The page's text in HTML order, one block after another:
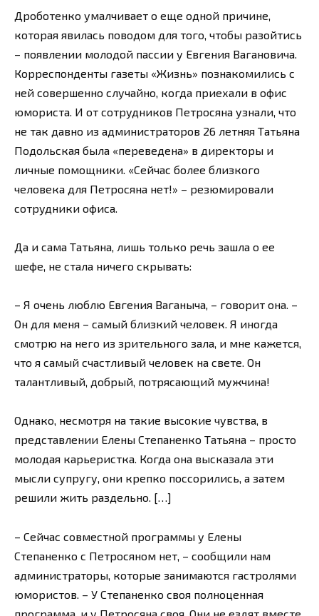
Дроботенко умалчивает о еще одной причине,
которая явилась поводом для того, чтобы разойтись
– появлении молодой пассии у Евгения Вагановича.
Корреспонденты газеты «Жизнь» познакомились с
ней совершенно случайно, когда приехали в офис
юмориста. И от сотрудников Петросяна узнали, что
не так давно из администраторов 26 летняя Татьяна
Подольская была «переведена» в директоры и
личные помощники. «Сейчас более близкого
человека для Петросяна нет!» – резюмировали
сотрудники офиса.
Да и сама Татьяна, лишь только речь зашла о ее
шефе, не стала ничего скрывать:
– Я очень люблю Евгения Ваганыча, – говорит она. –
Он для меня – самый близкий человек. Я иногда
смотрю на него из зрительного зала, и мне кажется,
что я самый счастливый человек на свете. Он
талантливый, добрый, потрясающий мужчина!
Однако, несмотря на такие высокие чувства, в
представлении Елены Степаненко Татьяна – просто
молодая карьеристка. Когда она высказала эти
мысли супругу, они крепко поссорились, а затем
решили жить раздельно. […]
– Сейчас совместной программы у Елены
Степаненко с Петросяном нет, – сообщили нам
администраторы, которые занимаются гастролями
юмористов. – У Степаненко своя полноценная
программа, и у Петросяна своя. Они не ездят вместе